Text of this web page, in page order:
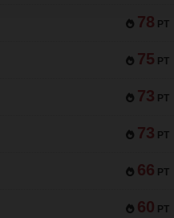
78 PT
75 PT
73 PT
73 PT
66 PT
60 PT